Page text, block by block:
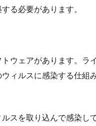
る必要があります。
ウェアがあります。ラ
ィルスに感染する仕組
スを取り込んで感染し